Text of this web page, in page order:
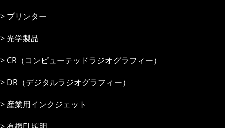
プリンター
光学製品
CR（コンピューテッドラジオグラフィー）
DR（デジタルラジオグラフィー）
産業⽤インクジェット